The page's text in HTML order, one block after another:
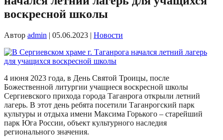
воскресной школы
Автор admin | 05.06.2023 | Новости
4 июня 2023 года, в День Святой Троицы, после
Божественной литургии учащиеся воскресной школы
Сергиевского прихода города Таганрога открыли летний
лагерь. В этот день ребята посетили Таганрогский парк
культуры и отдыха имени Максима Горького – старейший
парк Юга России, объект культурного наследия
регионального значения.